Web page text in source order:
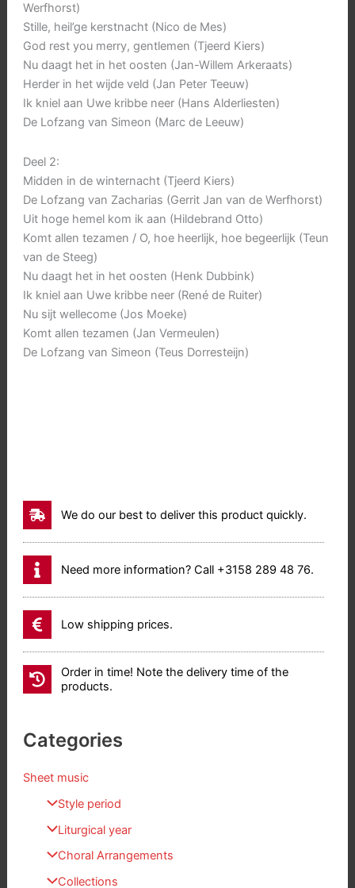
We do our best to deliver this product quickly.
Need more information? Call +3158 289 48 76.
Low shipping prices.
Order in time! Note the delivery time of the
products.
Categories
Sheet music
Style period
Liturgical year
Choral Arrangements
Collections
Werfhorst)
Stille, heil’ge kerstnacht (Nico de Mes)
God rest you merry, gentlemen (Tjeerd Kiers)
Nu daagt het in het oosten (Jan-Willem Arkeraats)
Herder in het wijde veld (Jan Peter Teeuw)
Ik kniel aan Uwe kribbe neer (Hans Alderliesten)
De Lofzang van Simeon (Marc de Leeuw)
Deel 2:
Midden in de winternacht (Tjeerd Kiers)
De Lofzang van Zacharias (Gerrit Jan van de Werfhorst)
Uit hoge hemel kom ik aan (Hildebrand Otto)
Komt allen tezamen / O, hoe heerlijk, hoe begeerlijk (Teun
van de Steeg)
Nu daagt het in het oosten (Henk Dubbink)
Ik kniel aan Uwe kribbe neer (René de Ruiter)
Nu sijt wellecome (Jos Moeke)
Komt allen tezamen (Jan Vermeulen)
De Lofzang van Simeon (Teus Dorresteijn)